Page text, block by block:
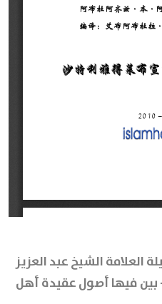
العلامة الشيخ عبد العزيز
- بين فيها أصول عقيدة أهل